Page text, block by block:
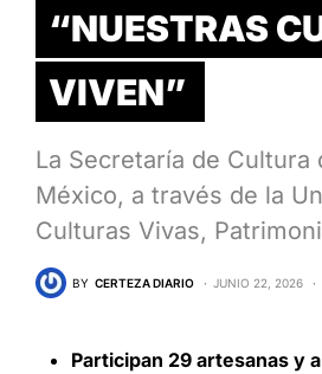
“NUESTRAS
VIVEN”
La Secretaría de Cultura
México, a través de la
Culturas Vivas,
BY CERTEZA DIARIO JUNIO 22, 2026
Participan 29 artesanas y